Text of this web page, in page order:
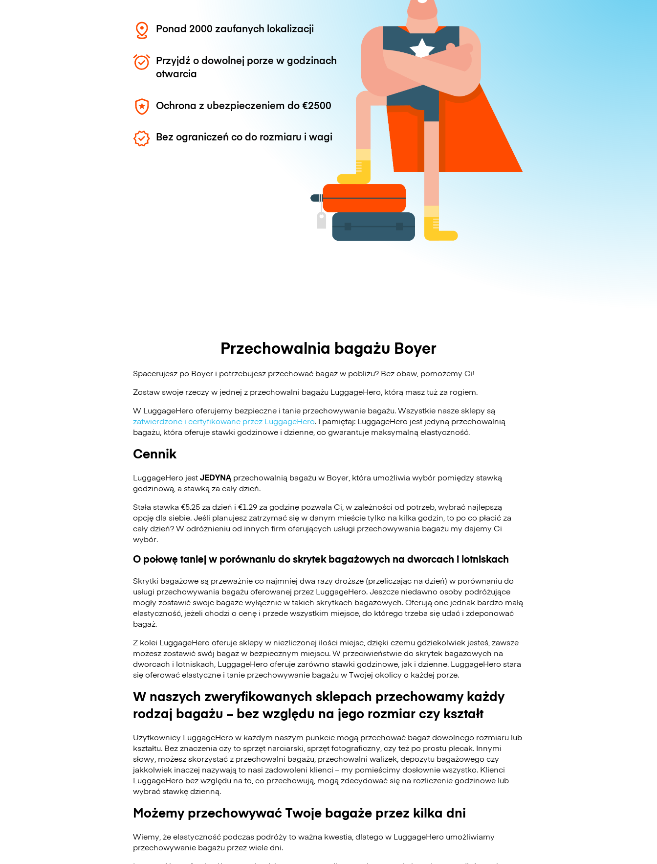
Ponad 2000 zaufanych lokalizacji
Przyjdź o dowolnej porze w godzinach
otwarcia
Ochrona z ubezpieczeniem do €2500
Bez ograniczeń co do rozmiaru i wagi
Przechowalnia bagażu Boyer
Spacerujesz po Boyer i potrzebujesz przechować bagaż w pobliżu? Bez obaw, pomożemy Ci!
Zostaw swoje rzeczy w jednej z przechowalni bagażu LuggageHero , którą masz tuż za rogiem.
W LuggageHero oferujemy bezpieczne i tanie przechowywanie bagażu. Wszystkie nasze sklepy są
zatwierdzone i certyfikowane przez LuggageHero. I pamiętaj: LuggageHero jest jedyną przechowalnią
bagażu, która oferuje stawki godzinowe i dzienne, co gwarantuje maksymalną elastyczność.
Cennik
LuggageHero jestJEDYNĄ przechowalnią bagażu w Boyer, która umożliwia wybór pomiędzy stawką
godzinową, a stawką za cały dzień.
Stała stawka €5.25 za dzień i €1.29 za godzinę pozwala Ci, w zależności od potrzeb, wybrać najlepszą
opcję dla siebie. Jeśli planujesz zatrzymać się w danym mieście tylko na kilka godzin, to po co płacić za
cały dzień? W odróżnieniu od innych firm oferujących usługi przechowywania bagażu my dajemy Ci
wybór.
O połowę taniej w porównaniu do skrytek bagażowych na dworcach i lotniskach
Skrytki bagażowe są przeważnie co najmniej dwa razy droższe (przeliczając na dzień) w porównaniu do
usługi przechowywania bagażu oferowanej przez LuggageHero. Jeszcze niedawno osoby podróżujące
mogły zostawić swoje bagaże wyłącznie w takich skrytkach bagażowych. Oferują one jednak bardzo małą
elastyczność, jeżeli chodzi o cenę i przede wszystkim miejsce, do którego trzeba się udać i zdeponować
bagaż.
Z kolei LuggageHero oferuje sklepy w niezliczonej ilości miejsc, dzięki czemu gdziekolwiek jesteś, zawsze
możesz zostawić swój bagaż w bezpiecznym miejscu. W przeciwieństwie do skrytek bagażowych na
dworcach i lotniskach, LuggageHero oferuje zarówno stawki godzinowe, jak i dzienne. LuggageHero stara
się oferować elastyczne i tanie przechowywanie bagażu w Twojej okolicy o każdej porze.
W naszych zweryfikowanych sklepach przechowamy każdy
rodzaj bagażu – bez względu na jego rozmiar czy kształt
Użytkownicy LuggageHero w każdym naszym punkcie mogą przechować bagaż dowolnego rozmiaru lub
kształtu. Bez znaczenia czy to sprzęt narciarski, sprzęt fotograficzny, czy też po prostu plecak. Innymi
słowy, możesz skorzystać z przechowalni bagażu, przechowalni walizek, depozytu bagażowego czy
jakkolwiek inaczej nazywają to nasi zadowoleni klienci – my pomieścimy dosłownie wszystko. Klienci
LuggageHero bez względu na to, co przechowują, mogą zdecydować się na rozliczenie godzinowe lub
wybrać stawkę dzienną.
Możemy przechowywać Twoje bagaże przez kilka dni
Wiemy, że elastyczność podczas podróży to ważna kwestia, dlatego w LuggageHero umożliwiamy
przechowywanie bagażu przez wiele dni.